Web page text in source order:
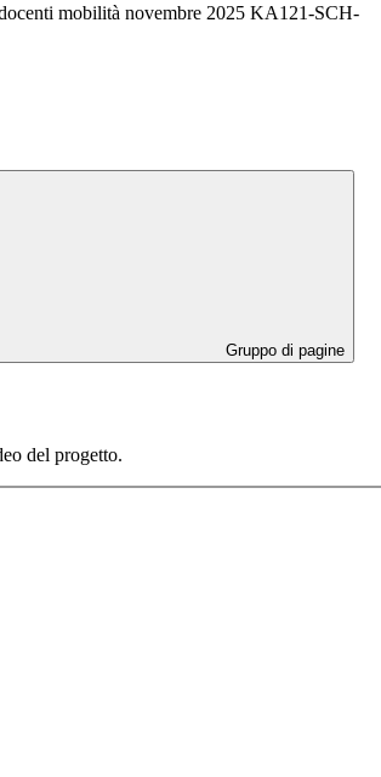
mobilità novembre 2025 KA121-SCH-
Gruppo di pagine
del progetto.